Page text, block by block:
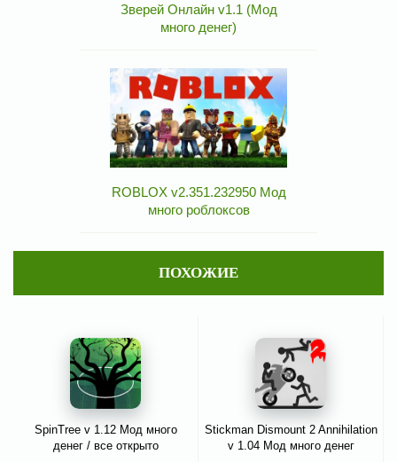
Зверей Онлайн v1.1 (Мод
много денег)
ROBLOX v2.351.232950 Мод
много роблоксов
ПОХОЖИЕ
SpinTree v 1.12 Мод много
денег / все открыто
Stickman Dismount 2 Annihilation
v 1.04 Мод много денег